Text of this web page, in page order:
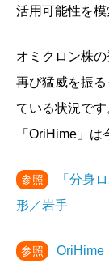
活用可能性を模
オミクロン株
再び猛威を振
ている状況で
「OriHime」
参照
「分身
形／岩手
参照 OriHime